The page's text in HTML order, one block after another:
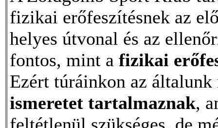
fizikai erőfeszítésnek az
helyes útvonal és az
fontos, mint a fizikai
Ezért túráinkon az
ismeretet tartalmaznak,
feltétlenül szükséges, de